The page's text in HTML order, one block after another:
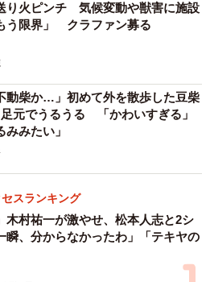
り火ピンチ 気候変動や獣害に施設
う限界」 クラファン募る
動柴か…」初めて外を散歩した豆柴
元でうるうる 「かわいすぎる」
みみたい」
スランキング
木村祐一が激やせ、松本人志と2シ
瞬、分からなかったわ」「テキヤの